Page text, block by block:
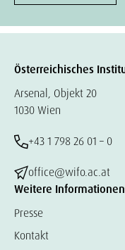
Österreichisches
Arsenal, Objekt 20
1030 Wien
+43 1 798 26 01 – 0
office@wifo.ac.at
Weitere Informationen
Presse
Kontakt